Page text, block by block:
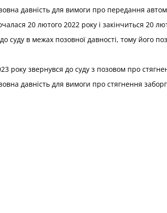
давність для вимоги про передання
20 лютого 2022 року і закінчиться 20
суду в межах позовної давності, тому його
року звернувся до суду з позовом про
давність для вимоги про стягнення